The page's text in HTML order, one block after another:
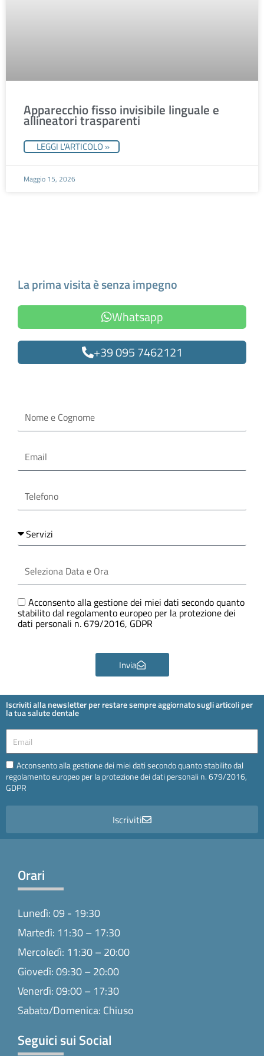
Apparecchio fisso invisibile linguale e
allineatori trasparenti
LEGGI L'ARTICOLO »
Maggio 15, 2026
La prima visita è senza impegno
Whatsapp
+39 095 7462121
Cognome
Servizi
Data
e
GDPR
Acconsento alla gestione dei miei dati secondo quanto
stabilito dal regolamento europeo per la protezione dei
dati personali n. 679/2016, GDPR
Invia
Iscriviti alla newsletter per restare sempre aggiornato sugli articoli per
la tua salute dentale
Email
Email
Acconsento alla gestione dei miei dati secondo quanto stabilito dal
regolamento europeo per la protezione dei dati personali n. 679/2016,
GDPR
Iscriviti
Orari
Lunedì: 09 - 19:30
Martedì: 11:30 – 17:30
Mercoledì: 11:30 – 20:00
Giovedì: 09:30 – 20:00
Venerdì: 09:00 – 17:30
Sabato/Domenica: Chiuso
Seguici sui Social